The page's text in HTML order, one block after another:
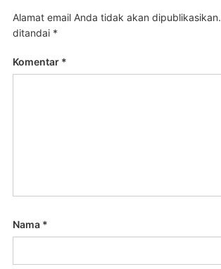
Alamat email Anda tidak akan dipublikasikan.
ditandai *
Komentar *
Nama *